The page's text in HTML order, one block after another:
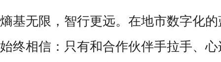
熵基无限，智行更远。在地市数字化
始终相信：只有和合作伙伴手拉手、